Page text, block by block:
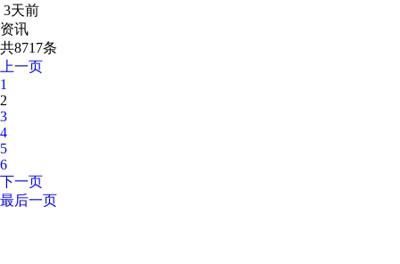
3天前
资讯
共8717条
上一页
1
2
3
4
5
6
下一页
最后一页